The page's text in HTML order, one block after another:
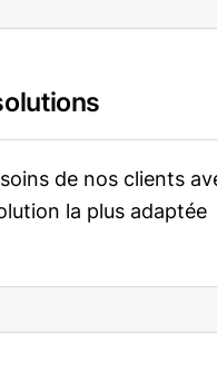
de nos clients
la plus adaptée